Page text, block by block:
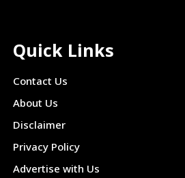
Quick Links
Contact Us
About Us
Disclaimer
Privacy Policy
Advertise with Us